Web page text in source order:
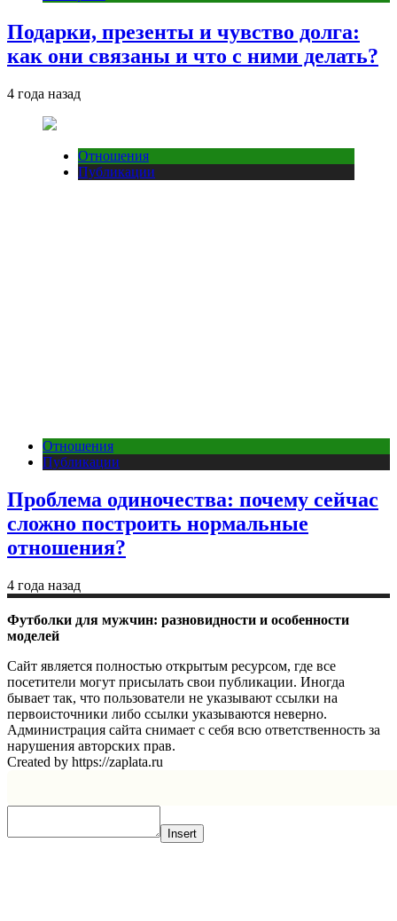
Подарки, презенты и чувство долга:
как они связаны и что с ними делать?
4 года назад
Отношения
Публикации
Отношения
Публикации
Проблема одиночества: почему сейчас
сложно построить нормальные
отношения?
4 года назад
Футболки для мужчин: разновидности и особенности
моделей
Сайт является полностью открытым ресурсом, где все
посетители могут присылать свои публикации. Иногда
бывает так, что пользователи не указывают ссылки на
первоисточники либо ссылки указываются неверно.
Администрация сайта снимает с себя всю ответственность за
нарушения авторских прав.
Created by https://zaplata.ru
Insert